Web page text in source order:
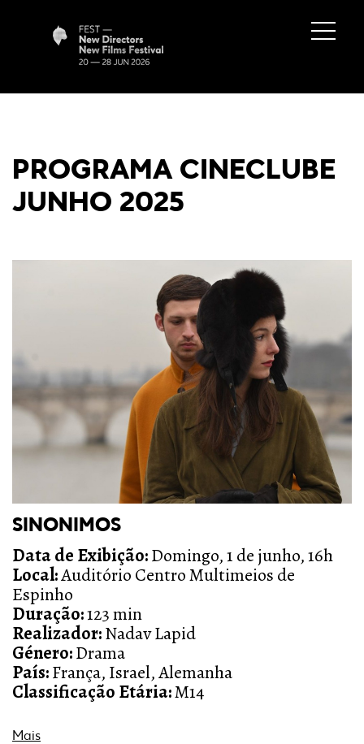
PROGRAMA CINECLUBE
JUNHO 2025
SINONIMOS
Data de Exibição:Domingo, 1 de junho, 16h
Local:Auditório Centro Multimeios de
Espinho
Duração:123 min
Realizador:Nadav Lapid
Género:Drama
País:França, Israel, Alemanha
Classificação Etária:M14
Mais